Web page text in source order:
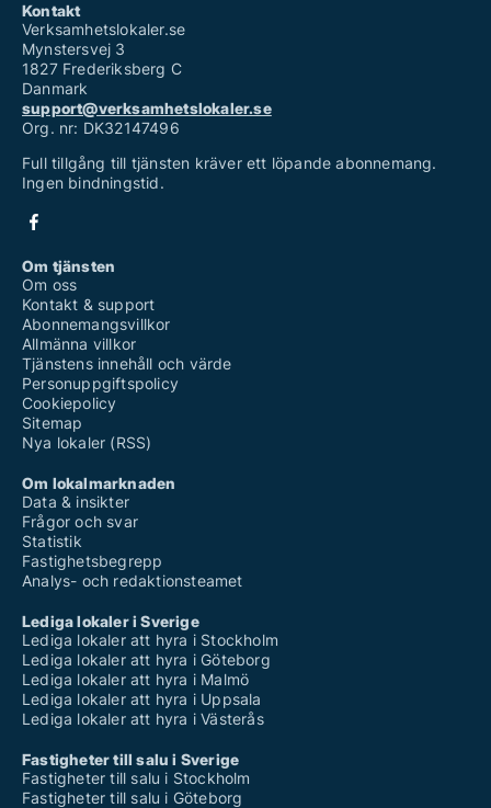
Kontakt
Verksamhetslokaler.se
Mynstersvej 3
1827 Frederiksberg C
Danmark
support@verksamhetslokaler.se
Org. nr: DK32147496
Full tillgång till tjänsten kräver ett löpande abonnemang.
Ingen bindningstid.
Om tjänsten
Om oss
Kontakt & support
Abonnemangsvillkor
Allmänna villkor
Tjänstens innehåll och värde
Personuppgiftspolicy
Cookiepolicy
Sitemap
Nya lokaler (RSS)
Om lokalmarknaden
Data & insikter
Frågor och svar
Statistik
Fastighetsbegrepp
Analys- och redaktionsteamet
Lediga lokaler i Sverige
Lediga lokaler att hyra i Stockholm
Lediga lokaler att hyra i Göteborg
Lediga lokaler att hyra i Malmö
Lediga lokaler att hyra i Uppsala
Lediga lokaler att hyra i Västerås
Fastigheter till salu i Sverige
Fastigheter till salu i Stockholm
Fastigheter till salu i Göteborg